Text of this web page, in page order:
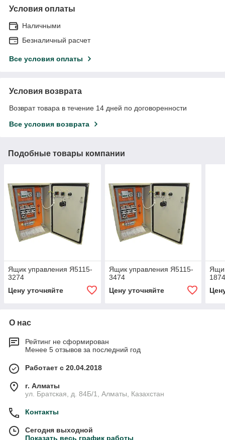
Условия оплаты
Наличными
Безналичный расчет
Все условия оплаты
Условия возврата
Возврат товара в течение 14 дней по договоренности
Все условия возврата
Подобные товары компании
Ящик управления Я5115-
3274
Цену уточняйте
Ящик управления Я5115-
3474
Цену уточняйте
О нас
Рейтинг не сформирован
Менее 5 отзывов за последний год
Работает с 20.04.2018
г. Алматы
ул. Братская, д. 84Б/1, Алматы, Казахстан
Контакты
Сегодня выходной
Показать весь график работы